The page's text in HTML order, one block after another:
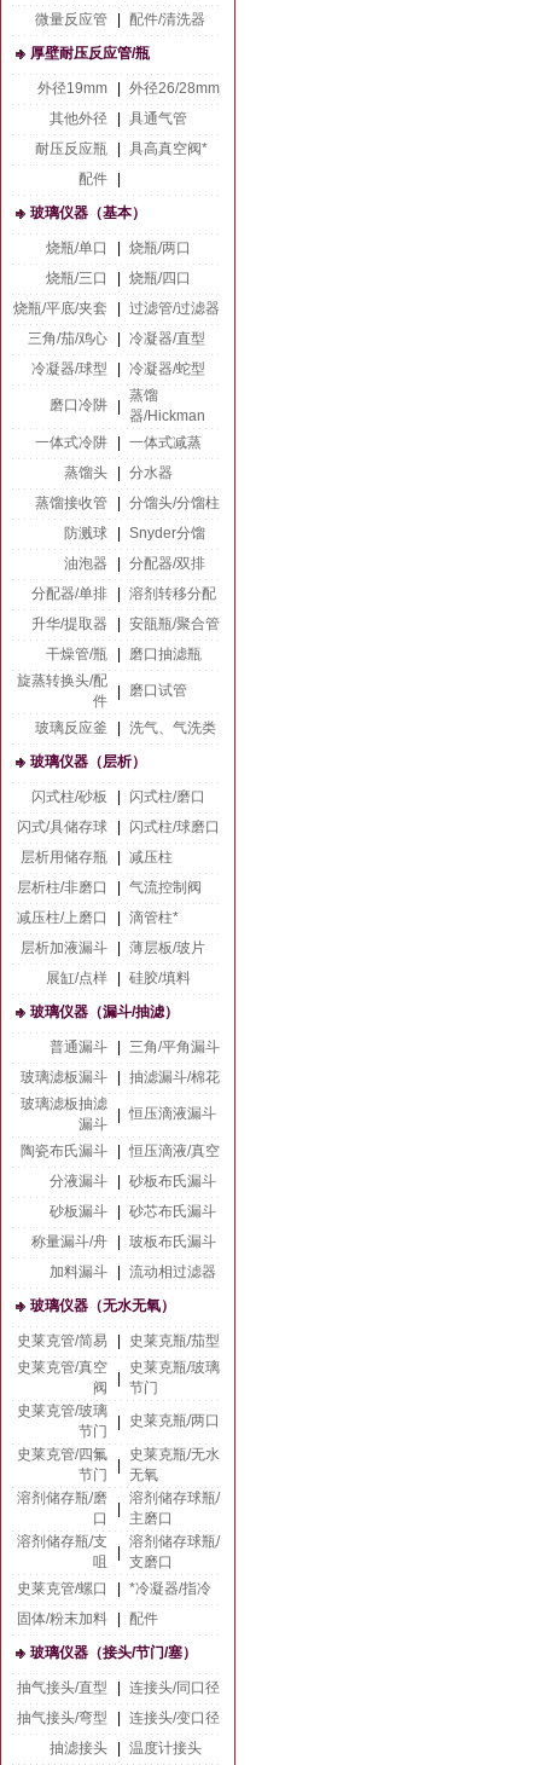
微量反应管
配件/清洗器
厚壁耐压反应管/瓶
外径19mm
外径26/28mm
其他外径
具通气管
耐压反应瓶
具高真空阀*
配件
玻璃仪器（基本）
烧瓶/单口
烧瓶/两口
烧瓶/三口
烧瓶/四口
烧瓶/平底/夹套
过滤管/过滤器
三角/茄/鸡心
冷凝器/直型
冷凝器/球型
冷凝器/蛇型
磨口冷阱
蒸馏
器/Hickman
一体式冷阱
一体式减蒸
蒸馏头
分水器
蒸馏接收管
分馏头/分馏柱
防溅球
Snyder分馏
油泡器
分配器/双排
分配器/单排
溶剂转移分配
升华/提取器
安瓿瓶/聚合管
干燥管/瓶
磨口抽滤瓶
旋蒸转换头/配
件
磨口试管
玻璃反应釜
洗气、气洗类
玻璃仪器（层析）
闪式柱/砂板
闪式柱/磨口
闪式/具储存球
闪式柱/球磨口
层析用储存瓶
减压柱
层析柱/非磨口
气流控制阀
减压柱/上磨口
滴管柱*
层析加液漏斗
薄层板/玻片
展缸/点样
硅胶/填料
玻璃仪器（漏斗/抽滤）
普通漏斗
三角/平角漏斗
玻璃滤板漏斗
抽滤漏斗/棉花
玻璃滤板抽滤
漏斗
恒压滴液漏斗
陶瓷布氏漏斗
恒压滴液/真空
分液漏斗
砂板布氏漏斗
砂板漏斗
砂芯布氏漏斗
称量漏斗/舟
玻板布氏漏斗
加料漏斗
流动相过滤器
玻璃仪器（无水无氧）
史莱克管/简易
史莱克瓶/茄型
史莱克管/真空
阀
史莱克瓶/玻璃
节门
史莱克管/玻璃
节门
史莱克瓶/两口
史莱克管/四氟
节门
史莱克瓶/无水
无氧
溶剂储存瓶/磨
口
溶剂储存球瓶/
主磨口
溶剂储存瓶/支
咀
溶剂储存球瓶/
支磨口
史莱克管/螺口
*冷凝器/指冷
固体/粉末加料
配件
玻璃仪器（接头/节门/塞）
抽气接头/直型
连接头/同口径
抽气接头/弯型
连接头/变口径
抽滤接头
温度计接头